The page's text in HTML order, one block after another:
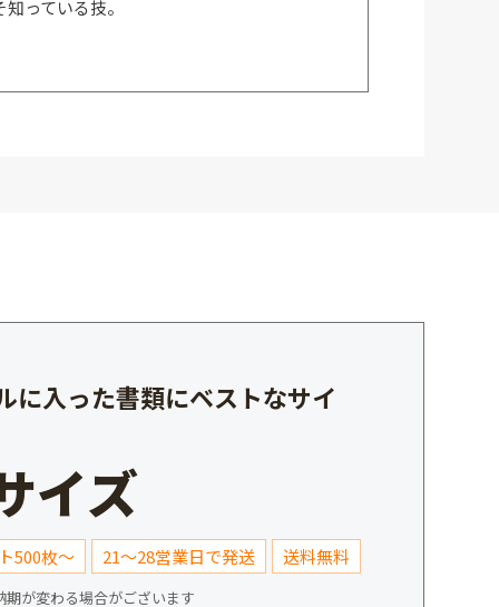
っている技。
に入った書類にベストなサイ
イズ
500枚～ 21～28営業日で発送 送料無料
が変わる場合がございます